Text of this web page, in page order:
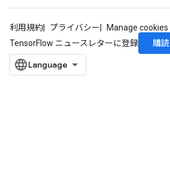
利用規約 プライバシー
Manage cookies
TensorFlow ニュースレターに登録
購読